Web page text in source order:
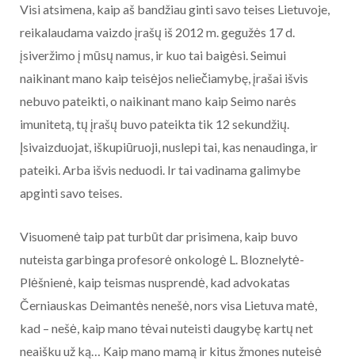
Visi atsimena, kaip aš bandžiau ginti savo teises Lietuvoje,
reikalaudama vaizdo įrašų iš 2012 m. gegužės 17 d.
įsiveržimo į mūsų namus, ir kuo tai baigėsi. Seimui
naikinant mano kaip teisėjos neliečiamybę, įrašai išvis
nebuvo pateikti, o naikinant mano kaip Seimo narės
imunitetą, tų įrašų buvo pateikta tik 12 sekundžių.
Įsivaizduojat, iškupiūruoji, nuslepi tai, kas nenaudinga, ir
pateiki. Arba išvis neduodi. Ir tai vadinama galimybe
apginti savo teises.
Visuomenė taip pat turbūt dar prisimena, kaip buvo
nuteista garbinga profesorė onkologė L. Bloznelytė-
Plėšnienė, kaip teismas nusprendė, kad advokatas
Černiauskas Deimantės nenešė, nors visa Lietuva matė,
kad – nešė, kaip mano tėvai nuteisti daugybę kartų net
neaišku už ką… Kaip mano mamą ir kitus žmones nuteisė